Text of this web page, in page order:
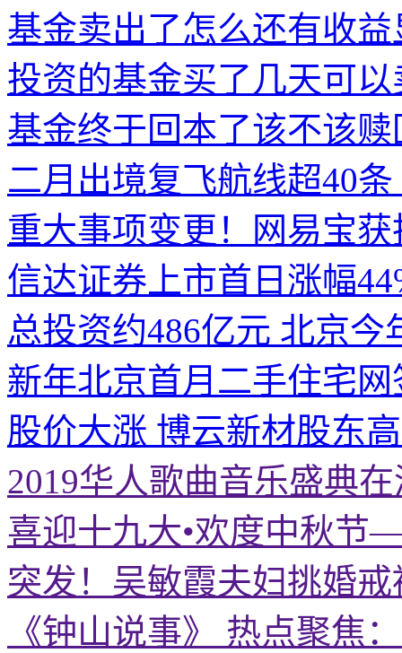
基金卖出了怎么还有收
投资的基金买了几天可
基金终于回本了该不该
二月出境复飞航线超40
重大事项变更！网易宝
信达证券上市首日涨幅
总投资约486亿元 北京今
新年北京首月二手住宅
股价大涨 博云新材股东
2019华人歌曲音乐盛典
喜迎十九大•欢度中秋节
突发！吴敏霞夫妇挑婚
《钟山说事》 热点聚焦